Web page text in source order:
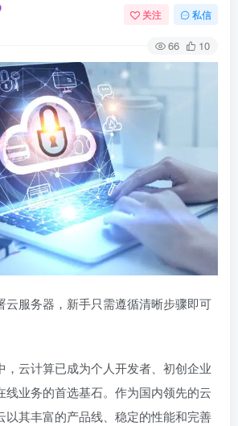
关注 私信
66 10
云服务器，新手只需遵循清晰步骤即可
，云计算已成为个人开发者、初创企业
线业务的首选基石。作为国内领先的云
以其丰富的产品线、稳定的性能和完善